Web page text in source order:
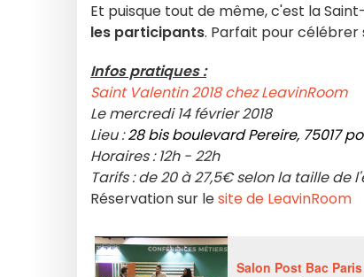
Et puisque tout de même, c'est la
les participants. Parfait pour célébrer
Infos pratiques :
Saint Valentin 2018 chez LeavinRoom
Le mercredi 14 février 2018
Lieu :28 bis boulevard Pereire, 75017
Horaires : 12h - 22h
Tarifs : de 20 à 27,5€ selon la taille de
Réservation sur lesite de LeavinRoom